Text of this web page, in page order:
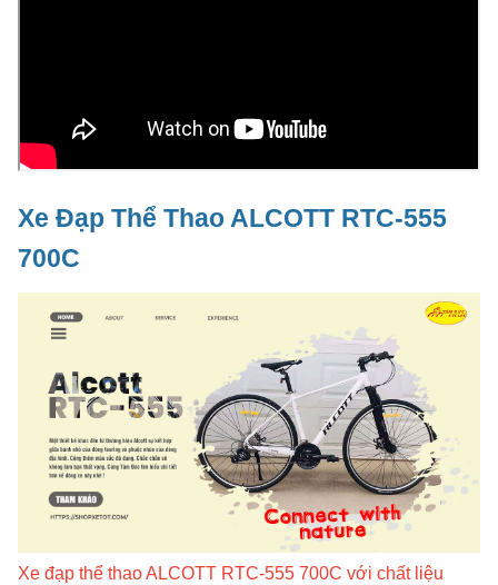
Xe Đạp Thể Thao ALCOTT RTC-555
700C
Xe đạp thể thao ALCOTT RTC-555 700C với chất liệu